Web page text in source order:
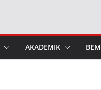
AKADEMIK BEM